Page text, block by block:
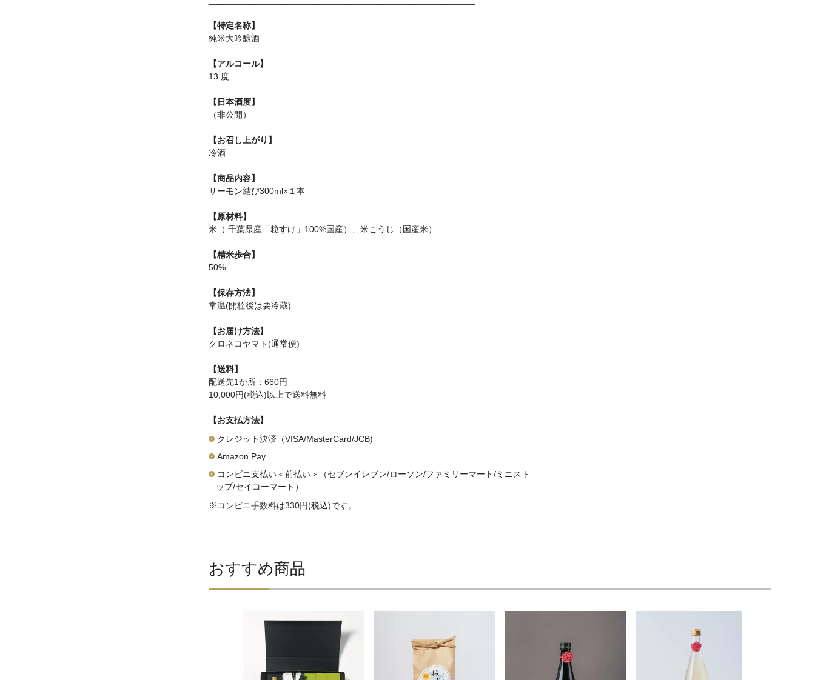
【特定名称】
純米大吟醸酒
【アルコール】
13 度
【日本酒度】
（非公開）
【お召し上がり】
冷酒
【商品内容】
サーモン結び300ml×１本
【原材料】
米（ 千葉県産「粒すけ」100%国産）、米こうじ（国産米）
【精米歩合】
50%
【保存方法】
常温(開栓後は要冷蔵)
【お届け方法】
クロネコヤマト(通常便)
【送料】
配送先1か所：660円
10,000円(税込)以上で送料無料
【お支払方法】
クレジット決済（VISA/MasterCard/JCB)
Amazon Pay
コンビニ支払い＜前払い＞（セブンイレブン/ローソン/ファミリーマート/ミニスト
ップ/セイコーマート）
※コンビニ手数料は330円(税込)です。
おすすめ商品